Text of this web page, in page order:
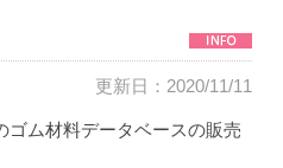
更新日：2020/11/11
ゴム材料データベースの販売